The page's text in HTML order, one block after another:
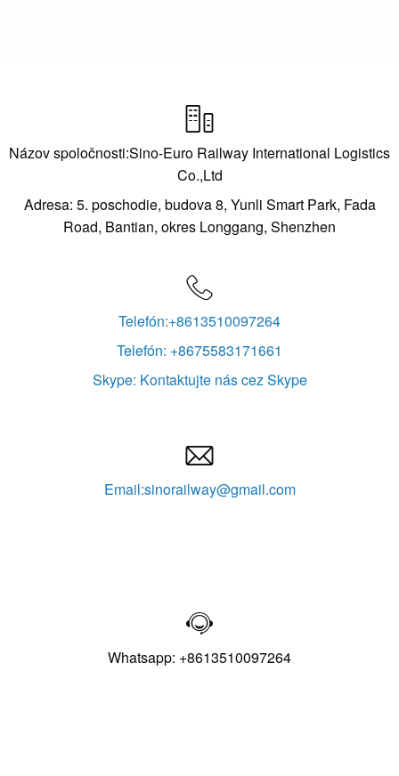

Názov spoločnosti:Sino-Euro Railway International Logistics
Co.,Ltd
Adresa: 5. poschodie, budova 8, Yunli Smart Park, Fada
Road, Bantian, okres Longgang, Shenzhen

Telefón:+8613510097264
Telefón: +8675583171661
Skype: Kontaktujte nás cez Skype

Email:sinorailway@gmail.com

Whatsapp: +8613510097264